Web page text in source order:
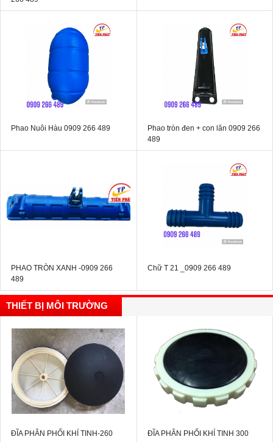
Phao Nuôi Hàu 0909 266 489
Phao tròn đen + con lăn 0909 266
489
PHAO TRÒN XANH -0909 266
489
Chữ T 21 _0909 266 489
THIẾT BỊ MÔI TRƯỜNG
ĐĨA PHÂN PHỐI KHÍ TINH-260 ĐĨA PHÂN PHỐI KHÍ TINH 300